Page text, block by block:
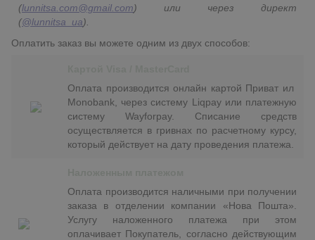
(lunnitsa.com@gmail.com) или через директ
(@lunnitsa_ua).
Оплатить заказ вы можете одним из двух способов:
Оплата производится онлайн картой Приват ил
Monobank, через систему Liqpay или платежную
систему Wayforpay. Списание средств
осуществляется в гривнах по расчетному курсу,
который действует на дату проведения платежа.
Оплата производится наличными при получении
заказа в отделении компании «Нова Пошта».
Услугу наложенного платежа при этом
оплачивает Покупатель, согласно действующим